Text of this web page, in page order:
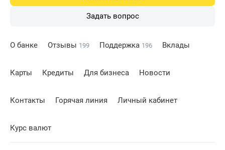
Задать вопрос
О банке Отзывы 199 Поддержка 196 Вклады
Карты Кредиты Для бизнеса Новости
Контакты Горячая линия Личный кабинет
Курс валют